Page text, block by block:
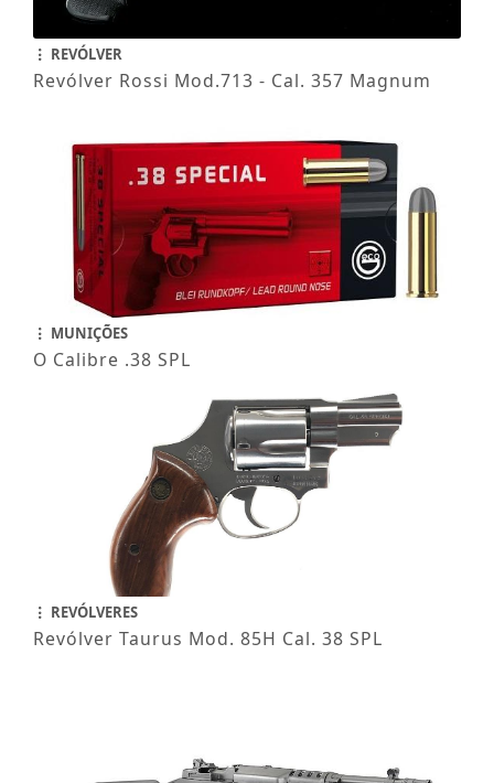
REVÓLVER
Revólver Rossi Mod.713 - Cal. 357 Magnum
MUNIÇÕES
O Calibre .38 SPL
REVÓLVERES
Revólver Taurus Mod. 85H Cal. 38 SPL